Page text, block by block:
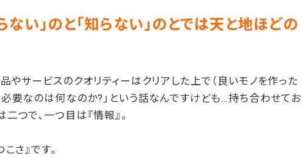
ない」のと「知らない」のとでは天と地ほどの
やサービスのクオリティーはクリアした上で（良いモノを作った
必要なのは何なのか?」という話なんですけども…持ち合わせてお
つで、一つ目は『情報』。
さ』です。